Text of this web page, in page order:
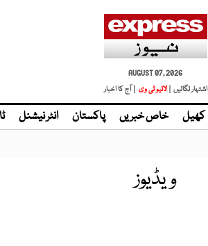
AUGUST 07, 2026
اشتہار لگائیں |
| آج کا اخبار
کھیل خاص خبریں پاکستان انٹر نیشنل
ویڈیوز